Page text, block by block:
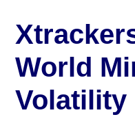
World
Volatility